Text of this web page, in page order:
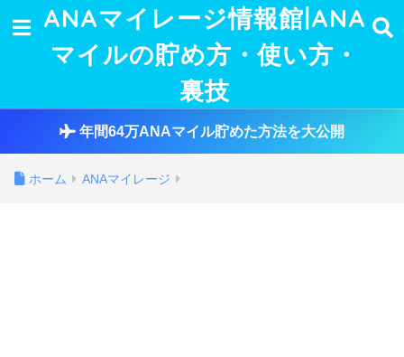
ANAマイレージ情報館|ANA
マイルの貯め方・使い方・
裏技
年間64万ANAマイル貯めた方法を大公開
ホーム ANAマイレージ